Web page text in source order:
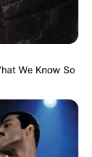
ζωντανά
103,2 fm
We Know So